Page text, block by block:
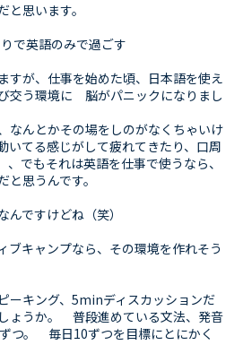
と思います。
で英語のみで過ごす
すが、仕事を始めた頃、日本語を使え
交う環境に 脳がパニックになりまし
なんとかその場をしのがなくちゃいけ
いてる感じがして疲れてきたり、口周
、でもそれは英語を仕事で使うなら、
思うんです。
ですけどね（笑）
ブキャンプなら、その環境を作れそう
ーキング、5minディスカッションだ
ょうか。 普段進めている文法、発音
つ。 毎日10ずつを目標にとにかく